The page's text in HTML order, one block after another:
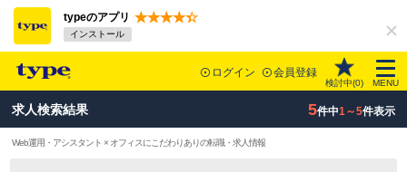
typeのアプリ
インストール
ログイン 会員登録
検討中(0) MENU
求人検索結果 5件中1～5件表示
Web運用・アシスタント × オフィスにこだわりありの転職・求人情報